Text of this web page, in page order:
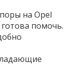
на Opel
помочь.